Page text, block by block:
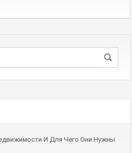
И Для Чего Они Нужны